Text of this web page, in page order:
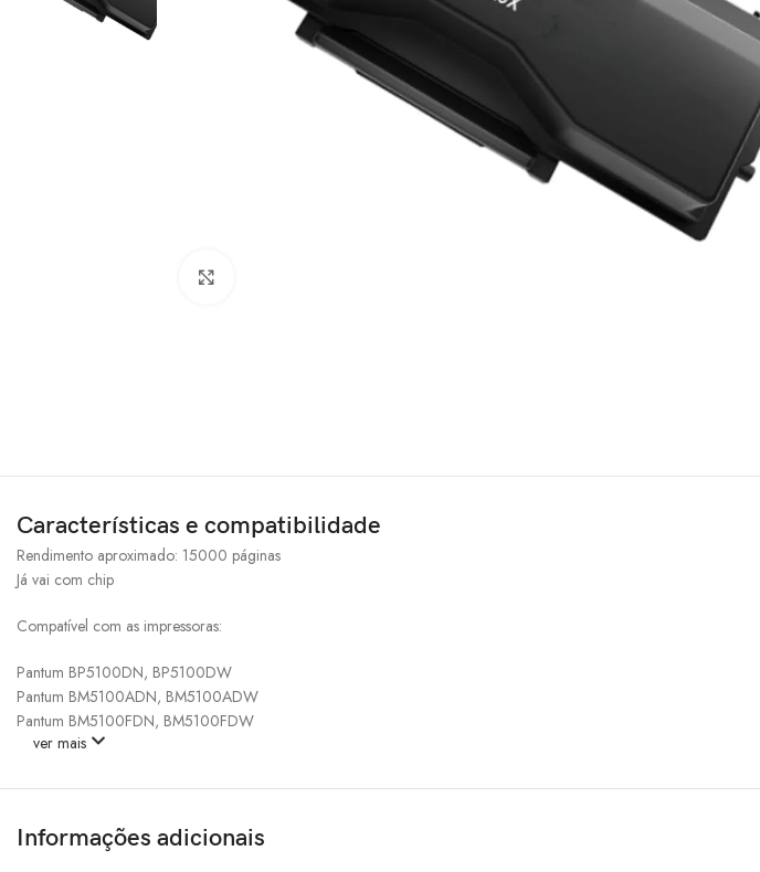
Características e compatibilidade
Rendimento aproximado: 15000 páginas
Já vai com chip
Compatível com as impressoras:
Pantum BP5100DN, BP5100DW
Pantum BM5100ADN, BM5100ADW
Pantum BM5100FDN, BM5100FDW
ver mais
Informações adicionais